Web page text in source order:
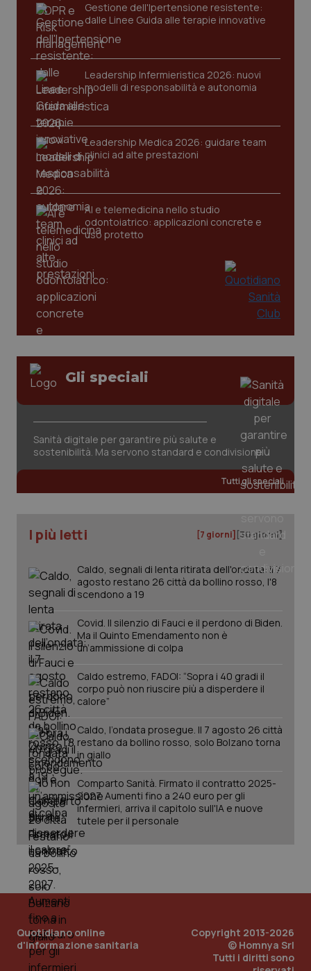
Gestione dell'Ipertensione resistente:
dalle Linee Guida alle terapie innovative
Leadership Infermieristica 2026: nuovi
modelli di responsabilità e autonomia
Leadership Medica 2026: guidare team
clinici ad alte prestazioni
AI e telemedicina nello studio
odontoiatrico: applicazioni concrete e
uso protetto
Gli speciali
Sanità digitale per garantire più salute e
sostenibilità. Ma servono standard e condivisione
Tutti gli speciali
I più letti [7 giorni] [30 giorni]
Caldo, segnali di lenta ritirata dell'ondata: il 7
agosto restano 26 città da bollino rosso, l'8
scendono a 19
Covid. Il silenzio di Fauci e il perdono di Biden.
Ma il Quinto Emendamento non è
un’ammissione di colpa
Caldo estremo, FADOI: “Sopra i 40 gradi il
corpo può non riuscire più a disperdere il
calore”
Caldo, l’ondata prosegue. Il 7 agosto 26 città
restano da bollino rosso, solo Bolzano torna
in giallo
Comparto Sanità. Firmato il contratto 2025-
2027. Aumenti fino a 240 euro per gli
infermieri, arriva il capitolo sull'IA e nuove
tutele per il personale
Quotidiano online
d'informazione sanitaria
Copyright 2013-2026
© Homnya Srl
Tutti i diritti sono
CookieScriptConsent
CookieScript
tracking-sites-ironfish-
tracking-enable
www.quotidianosanita.it
tracking-sites-ironfish-
session-id
www.quotidianosanita.it
2
_ga
Google LLC
.quotidianosanita.it
PHPSESSID
PHP.net